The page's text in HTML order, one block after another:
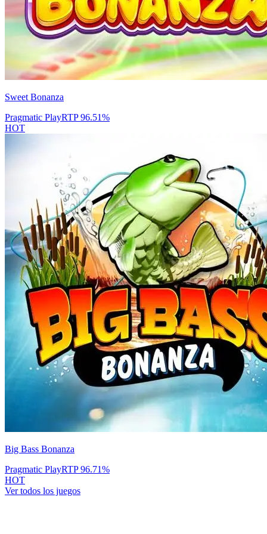
Sweet Bonanza
Pragmatic PlayRTP96.51%
HOT
Big Bass Bonanza
Pragmatic PlayRTP96.71%
HOT
Ver todos los juegos